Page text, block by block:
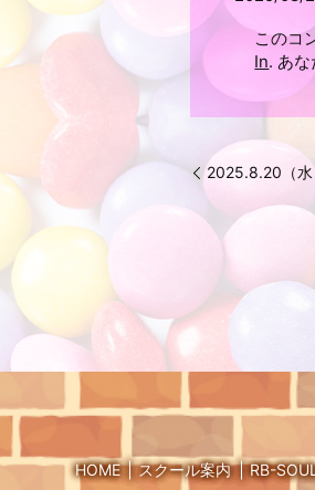
このコ
In. あ
2025.8.20（水
HOME スクール案内 RB-